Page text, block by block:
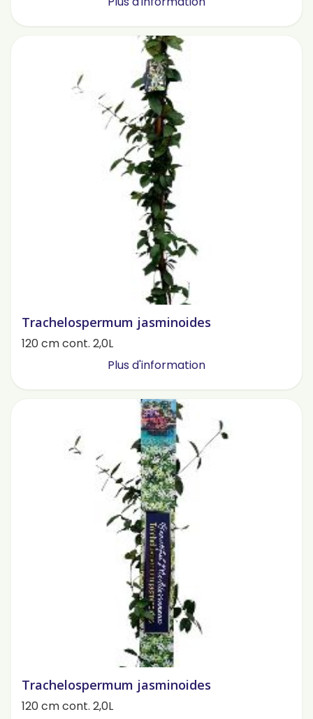
Trachelospermum jasminoides
120 cm cont. 2,0L
Plus d'information
Trachelospermum jasminoides
120 cm cont. 2,0L